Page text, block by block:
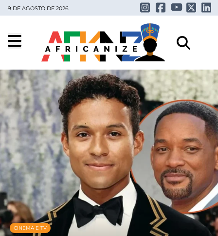
9 DE AGOSTO DE 2026
CINEMA E TV